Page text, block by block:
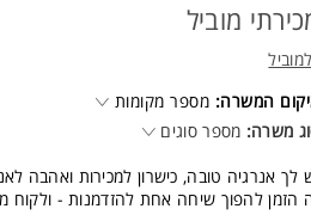
מוביל
המשרה: מספר מקומות
משרה: מספר סוגים
לך אנרגיה טובה, כישרון למכירות ואהבה
הזמן להפוך שיחה אחת להזדמנות -